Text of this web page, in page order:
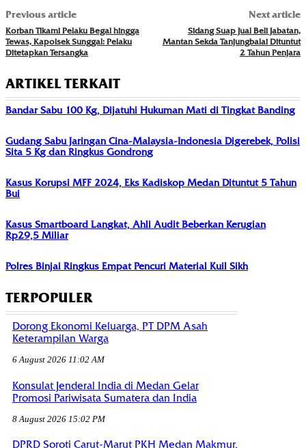
Previous article
Korban Tikami Pelaku Begal hingga
Tewas, Kapolsek Sunggal: Pelaku
Ditetapkan Tersangka
Next article
Sidang Suap Jual Beli Jabatan,
Mantan Sekda Tanjungbalai Dituntut
2 Tahun Penjara
ARTIKEL TERKAIT
Bandar Sabu 100 Kg, Dijatuhi Hukuman Mati di Tingkat Banding
Gudang Sabu Jaringan Cina-Malaysia-Indonesia Digerebek, Polisi
Sita 5 Kg dan Ringkus Gondrong
Kasus Korupsi MFF 2024, Eks Kadiskop Medan Dituntut 5 Tahun
Bui
Kasus Smartboard Langkat, Ahli Audit Beberkan Kerugian
Rp29,5 Miliar
Polres Binjai Ringkus Empat Pencuri Material Kuil Sikh
TERPOPULER
Dorong Ekonomi Keluarga, PT DPM Asah
Keterampilan Warga
6 August 2026 11:02 AM
Konsulat Jenderal India di Medan Gelar
Promosi Pariwisata Sumatera dan India
8 August 2026 15:02 PM
DPRD Soroti Carut-Marut PKH Medan Makmur,